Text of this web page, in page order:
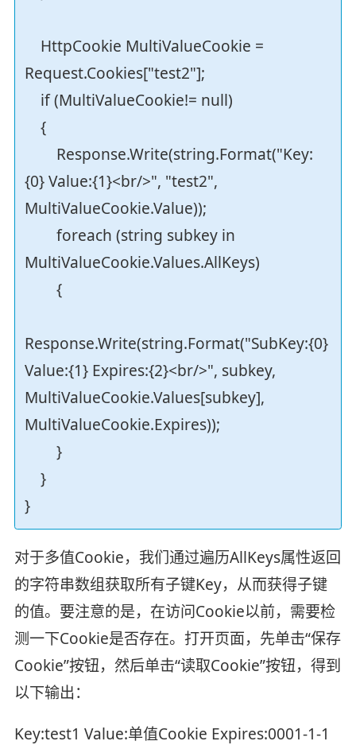
HttpCookie MultiValueCookie =
Request.Cookies["test2"];
if (MultiValueCookie!= null)
{
Response.Write(string.Format("Key:
{0} Value:{1}<br/>", "test2",
MultiValueCookie.Value));
foreach (string subkey in
MultiValueCookie.Values.AllKeys)
{
Response.Write(string.Format("SubKey:{0}
Value:{1} Expires:{2}<br/>", subkey,
MultiValueCookie.Values[subkey],
MultiValueCookie.Expires));
}
}
}
对于多值Cookie，我们通过遍历AllKeys属性返回
的字符串数组获取所有子键Key，从而获得子键
的值。要注意的是，在访问Cookie以前，需要检
测一下Cookie是否存在。打开页面，先单击“保存
Cookie”按钮，然后单击“读取Cookie”按钮，得到
以下输出：
Key:test1 Value:单值Cookie Expires:0001-1-1